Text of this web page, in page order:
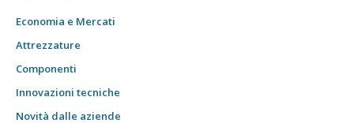
Economia e Mercati
Attrezzature
Componenti
Innovazioni tecniche
Novità dalle aziende